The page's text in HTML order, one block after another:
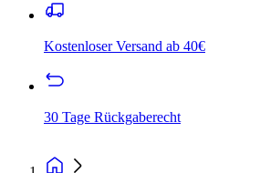
Kostenloser Versand ab 40€
30 Tage Rückgaberecht